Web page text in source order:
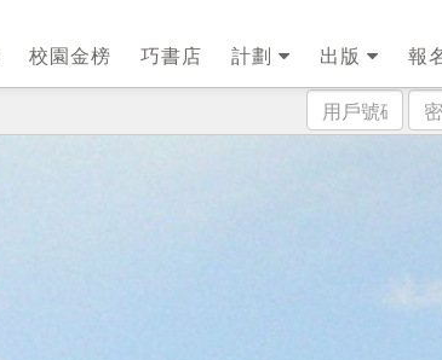
校園金榜 巧書店 計劃 出版 報
用
戶
密
碼